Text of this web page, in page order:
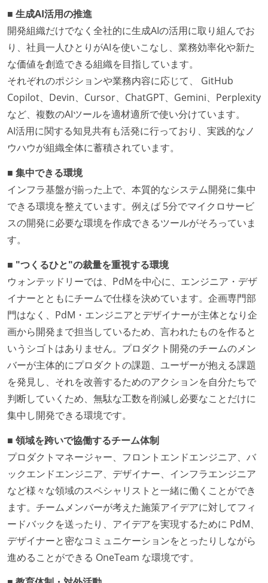
■ 生成AI活用の推進
開発組織だけでなく全社的に生成AIの活用に取り組んでお
り、社員一人ひとりがAIを使いこなし、業務効率化や新た
な価値を創造できる組織を目指しています。
それぞれのポジションや業務内容に応じて、 GitHub
Copilot、Devin、Cursor、ChatGPT、Gemini、Perplexity
など、複数のAIツールを適材適所で使い分けています。
AI活用に関する知見共有も活発に行っており、実践的なノ
ウハウが組織全体に蓄積されています。
■ 集中できる環境
インフラ基盤が揃った上で、本質的なシステム開発に集中
できる環境を整えています。例えば 5分でマイクロサービ
スの開発に必要な環境を作成できるツールがそろっていま
す。
■ "つくるひと"の裁量を重視する環境
ウォンテッドリーでは、PdMを中心に、エンジニア・デザ
イナーとともにチームで仕様を決めています。企画専門部
門はなく、PdM・エンジニアとデザイナーが主体となり企
画から開発まで担当しているため、言われたものを作ると
いうシゴトはありません。プロダクト開発のチームのメン
バーが主体的にプロダクトの課題、ユーザーが抱える課題
を発見し、それを改善するためのアクションを自分たちで
判断していくため、無駄な工数を削減し必要なことだけに
集中し開発できる環境です。
■ 領域を跨いで協働するチーム体制
プロダクトマネージャー、フロントエンドエンジニア、バ
ックエンドエンジニア、デザイナー、インフラエンジニア
など様々な領域のスペシャリストと一緒に働くことができ
ます。チームメンバーが考えた施策アイデアに対してフィ
ードバックを送ったり、アイデアを実現するために PdM、
デザイナーと密なコミュニケーションをとったりしながら
進めることができる OneTeam な環境です。